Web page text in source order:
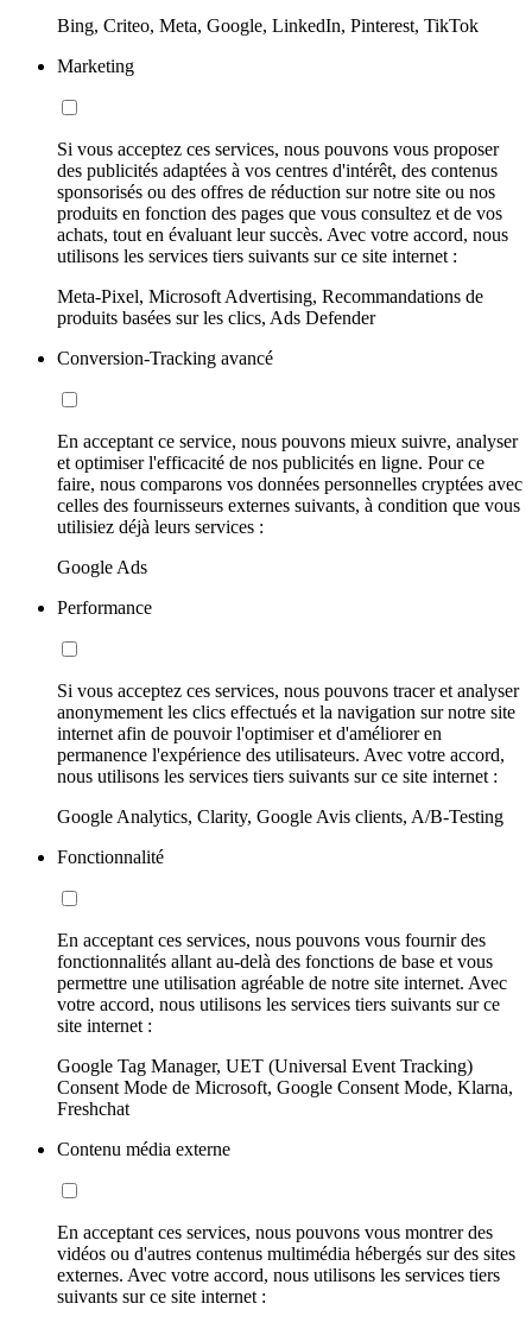
Bing, Criteo, Meta, Google, LinkedIn, Pinterest, TikTok
Marketing
Si vous acceptez ces services, nous pouvons vous proposer
des publicités adaptées à vos centres d'intérêt, des contenus
sponsorisés ou des offres de réduction sur notre site ou nos
produits en fonction des pages que vous consultez et de vos
achats, tout en évaluant leur succès. Avec votre accord, nous
utilisons les services tiers suivants sur ce site internet :
Meta-Pixel, Microsoft Advertising, Recommandations de
produits basées sur les clics, Ads Defender
Conversion-Tracking avancé
En acceptant ce service, nous pouvons mieux suivre, analyser
et optimiser l'efficacité de nos publicités en ligne. Pour ce
faire, nous comparons vos données personnelles cryptées avec
celles des fournisseurs externes suivants, à condition que vous
utilisiez déjà leurs services :
Google Ads
Performance
Si vous acceptez ces services, nous pouvons tracer et analyser
anonymement les clics effectués et la navigation sur notre site
internet afin de pouvoir l'optimiser et d'améliorer en
permanence l'expérience des utilisateurs. Avec votre accord,
nous utilisons les services tiers suivants sur ce site internet :
Google Analytics, Clarity, Google Avis clients, A/B-Testing
Fonctionnalité
En acceptant ces services, nous pouvons vous fournir des
fonctionnalités allant au-delà des fonctions de base et vous
permettre une utilisation agréable de notre site internet. Avec
votre accord, nous utilisons les services tiers suivants sur ce
site internet :
Google Tag Manager, UET (Universal Event Tracking)
Consent Mode de Microsoft, Google Consent Mode, Klarna,
Freshchat
Contenu média externe
En acceptant ces services, nous pouvons vous montrer des
vidéos ou d'autres contenus multimédia hébergés sur des sites
externes. Avec votre accord, nous utilisons les services tiers
suivants sur ce site internet :